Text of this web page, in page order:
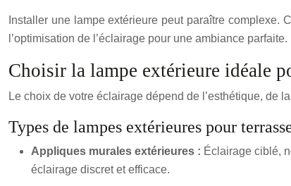
Installer une lampe extérieure peut paraître
l’optimisation de l’éclairage pour une ambiance parfaite.
Choisir la lampe extérieure idéale
Le choix de votre éclairage dépend de l’esthétique, de
Types de lampes extérieures pour
Appliques murales extérieures : Éclairage ciblé,
éclairage discret et efficace.